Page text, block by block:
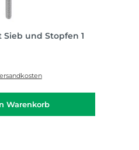
und Stopfen 1
Warenkorb